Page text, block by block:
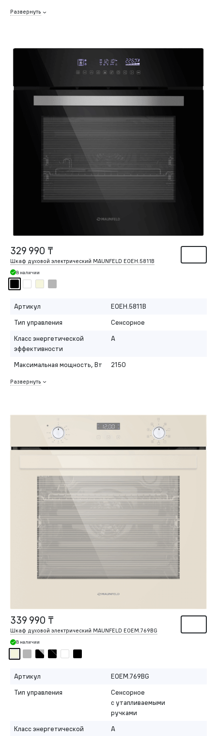
Развернуть
329 990 ₸
Шкаф духовой электрический MAUNFELD EOEH.5811B
В наличии
Артикул
EOEH.5811B
Тип управления
Сенсорное
Класс энергетической
эффективности
A
Максимальная мощность, Вт 2150
Развернуть
339 990 ₸
Шкаф духовой электрический MAUNFELD EOEM.769BG
В наличии
Артикул
EOEM.769BG
Тип управления
Сенсорное
с утапливаемыми
ручками
Класс энергетической
A